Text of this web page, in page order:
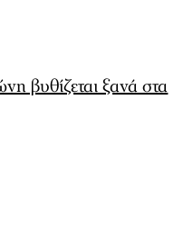
βυθίζεται ξανά στα